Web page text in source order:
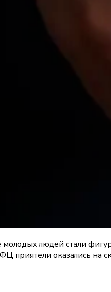
людей стали
приятели оказались на